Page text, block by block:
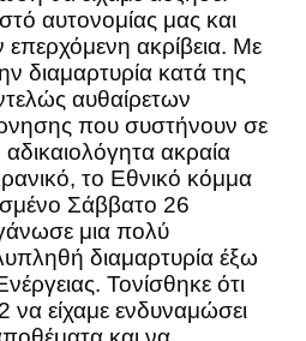
αυτονομίας μας και
ακρίβεια. Με
διαμαρτυρία κατά της
αυθαίρετων
που συστήνουν σε
ακραία
το Εθνικό κόμμα
Σάββατο 26
μια πολύ
διαμαρτυρία έξω
Τονίσθηκε ότι
είχαμε ενδυναμώσει